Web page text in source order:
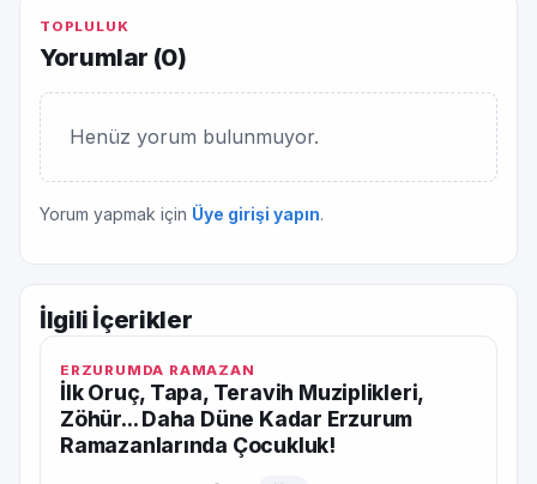
TOPLULUK
Yorumlar (0)
Henüz yorum bulunmuyor.
Yorum yapmak için Üye girişi yapın.
İlgili İçerikler
ERZURUMDA RAMAZAN
İlk Oruç, Tapa, Teravih Muziplikleri,
Zöhür... Daha Düne Kadar Erzurum
Ramazanlarında Çocukluk!